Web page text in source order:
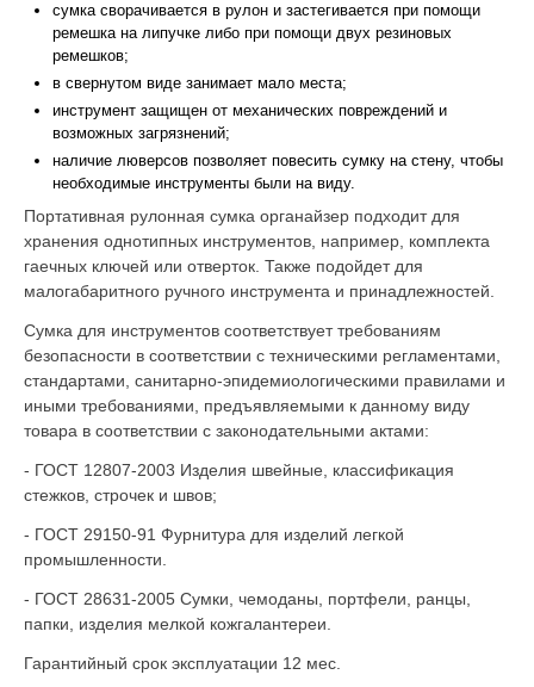
сумка сворачивается в рулон и застегивается при помощи
ремешка на липучке либо при помощи двух резиновых
ремешков;
в свернутом виде занимает мало места;
инструмент защищен от механических повреждений и
возможных загрязнений;
наличие люверсов позволяет повесить сумку на стену, чтобы
необходимые инструменты были на виду.
Портативная рулонная сумка органайзер подходит для
хранения однотипных инструментов, например, комплекта
гаечных ключей или отверток. Также подойдет для
малогабаритного ручного инструмента и принадлежностей.
Сумка для инструментов соответствует требованиям
безопасности в соответствии с техническими регламентами,
стандартами, санитарно-эпидемиологическими правилами и
иными требованиями, предъявляемыми к данному виду
товара в соответствии с законодательными актами:
- ГОСТ 12807-2003 Изделия швейные, классификация
стежков, строчек и швов;
- ГОСТ 29150-91 Фурнитура для изделий легкой
промышленности.
- ГОСТ 28631-2005 Сумки, чемоданы, портфели, ранцы,
папки, изделия мелкой кожгалантереи.
Гарантийный срок эксплуатации 12 мес.